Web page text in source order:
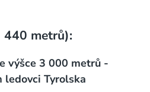
metrů):
výšce 3 000 metrů -
ledovci Tyrolska